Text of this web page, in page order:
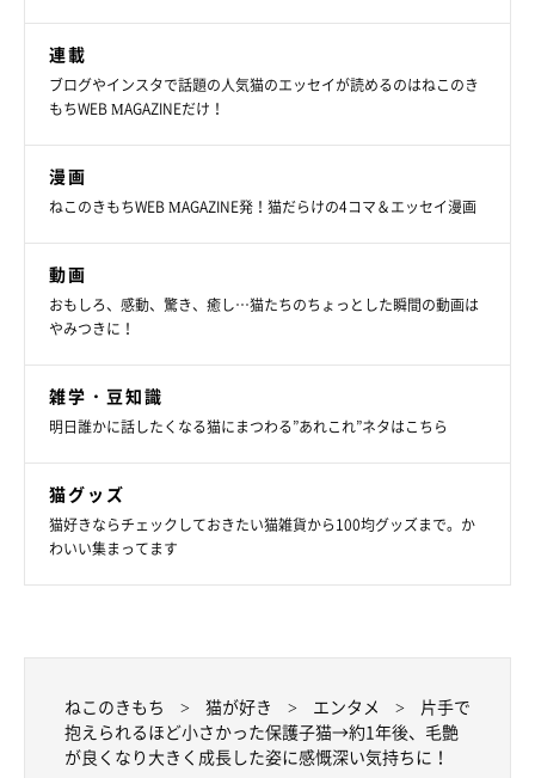
気持ちよさそうに寝るお迎え当初のよつばくん
@hatukitt
よつばくんは、飼い主さんにお迎えされるまでは母猫や兄弟猫と
一緒にいたそうです。お迎えする前、飼い主さんは「お母さんや
飼い主さん：
「最初は警戒して姿も見られないものだと覚悟してお迎えしまし
た。ところが、帰宅してケージに移したら、20分くらいは様子を
連載
ブログやインスタで話題の人気猫のエッセイが読めるのはねこのき
もちWEB MAGAZINEだけ！
漫画
ねこのきもちWEB MAGAZINE発！猫だらけの4コマ＆エッセイ漫画
動画
おもしろ、感動、驚き、癒し…猫たちのちょっとした瞬間の動画は
やみつきに！
雑学・豆知識
明日誰かに話したくなる猫にまつわる”あれこれ”ネタはこちら
猫グッズ
猫好きならチェックしておきたい猫雑貨から100均グッズまで。か
わいい集まってます
ねこのきもち 猫が好き エンタメ
片手で
抱えられるほど小さかった保護子猫→約1年後、毛艶
が良くなり大きく成長した姿に感慨深い気持ちに！